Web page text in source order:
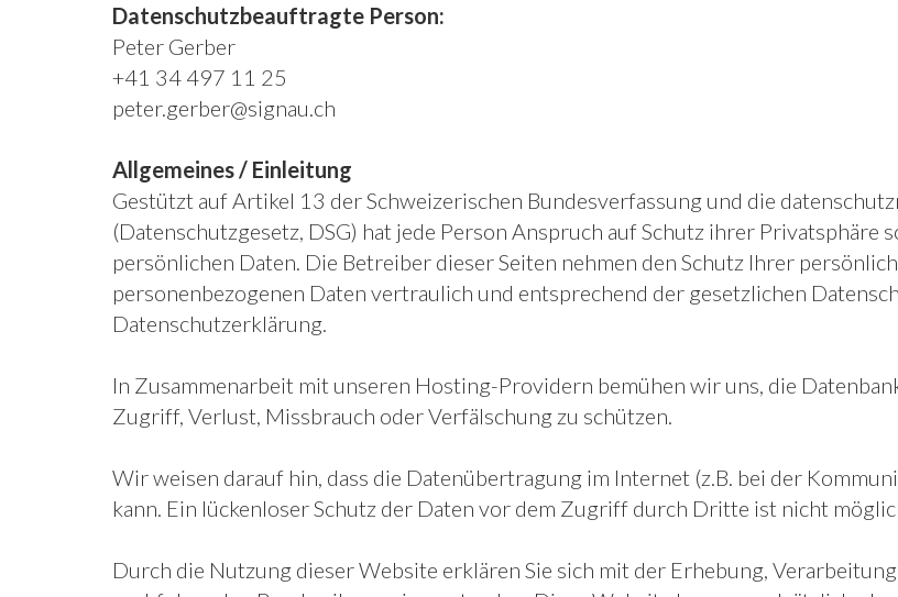
Datenschutzbeauftragte Person:
Peter Gerber
+41 34 497 11 25
peter.gerber@signau.ch
Allgemeines / Einleitung
Gestützt auf Artikel 13 der Schweizerischen Bundesverfassung und die
(Datenschutzgesetz, DSG) hat jede Person Anspruch auf Schutz ihrer Privatsphäre
persönlichen Daten. Die Betreiber dieser Seiten nehmen den Schutz Ihrer
personenbezogenen Daten vertraulich und entsprechend der gesetzlichen
Datenschutzerklärung.
In Zusammenarbeit mit unseren Hosting-Providern bemühen wir uns, die
Zugriff, Verlust, Missbrauch oder Verfälschung zu schützen.
Wir weisen darauf hin, dass die Datenübertragung im Internet (z.B. bei der
kann. Ein lückenloser Schutz der Daten vor dem Zugriff durch Dritte ist nicht
Durch die Nutzung dieser Website erklären Sie sich mit der Erhebung,